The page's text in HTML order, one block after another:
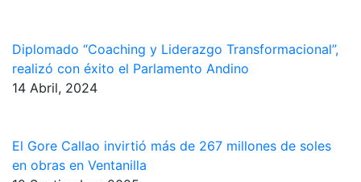
Diplomado “Coaching y Liderazgo Transformacional”,
realizó con éxito el Parlamento Andino
14 Abril, 2024
El Gore Callao invirtió más de 267 millones de soles
en obras en Ventanilla